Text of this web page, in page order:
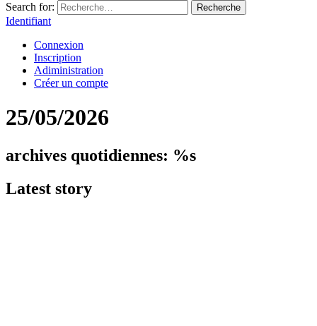
Search for:
Recherche
Identifiant
Connexion
Inscription
Adiministration
Créer un compte
25/05/2026
archives quotidiennes: %s
Latest story